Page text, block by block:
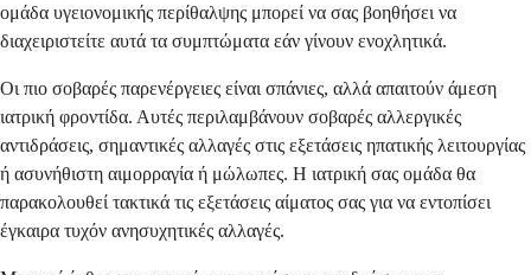
ομάδα υγειονομικής περίθαλψης μπορεί να σας βοηθήσει να
διαχειριστείτε αυτά τα συμπτώματα εάν γίνουν ενοχλητικά.
Οι πιο σοβαρές παρενέργειες είναι σπάνιες, αλλά απαιτούν άμεση
ιατρική φροντίδα. Αυτές περιλαμβάνουν σοβαρές αλλεργικές
αντιδράσεις, σημαντικές αλλαγές στις εξετάσεις ηπατικής λειτουργίας
ή ασυνήθιστη αιμορραγία ή μώλωπες. Η ιατρική σας ομάδα θα
παρακολουθεί τακτικά τις εξετάσεις αίματος σας για να εντοπίσει
έγκαιρα τυχόν ανησυχητικές αλλαγές.